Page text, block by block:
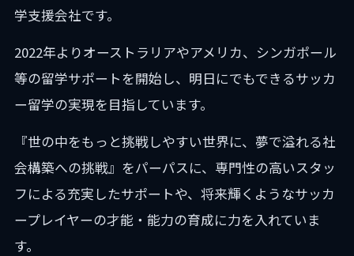
学支援会社です。
2022年よりオーストラリアやアメリカ、シンガポール
等の留学サポートを開始し、明日にでもできるサッカ
ー留学の実現を目指しています。
『世の中をもっと挑戦しやすい世界に、夢で溢れる社
会構築への挑戦』をパーパスに、専門性の高いスタッ
フによる充実したサポートや、将来輝くようなサッカ
ープレイヤーの才能・能力の育成に力を入れていま
す。